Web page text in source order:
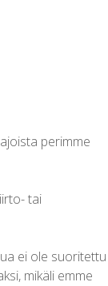
perimme
tai
ei ole suoritettu
mikäli emme